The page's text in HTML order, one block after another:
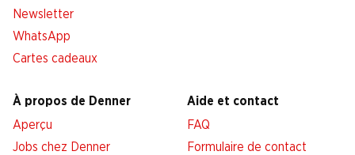
Newsletter
WhatsApp
Cartes cadeaux
À propos de Denner
Aperçu
Jobs chez Denner
Aide et contact
FAQ
Formulaire de contact